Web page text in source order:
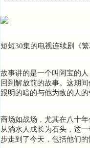
短短30集的电视连续剧《繁
故事讲的是一个叫阿宝的
回到解放前的故事。这期
跟明的暗的与他为敌的人的
商场如战场，尤其在八十
从淌水人成长为石头，这
步走到了今天，包括他们